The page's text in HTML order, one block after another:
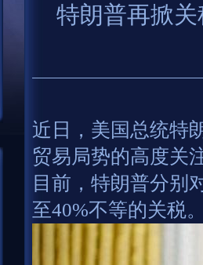
特朗普再掀
近日，美国总统特
贸易局势的高度关
目前，特朗普分别
至40%不等的关税